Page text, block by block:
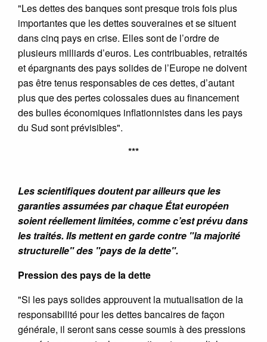
"Les dettes des banques sont presque trois fois plus
importantes que les dettes souveraines et se situent
dans cinq pays en crise. Elles sont de l’ordre de
plusieurs milliards d’euros. Les contribuables, retraités
et épargnants des pays solides de l’Europe ne doivent
pas être tenus responsables de ces dettes, d’autant
plus que des pertes colossales dues au financement
des bulles économiques inflationnistes dans les pays
du Sud sont prévisibles".
***
Les scientifiques doutent par ailleurs que les
garanties assumées par chaque État européen
soient réellement limitées, comme c’est prévu dans
les traités. Ils mettent en garde contre "la majorité
structurelle" des "pays de la dette".
Pression des pays de la dette
"Si les pays solides approuvent la mutualisation de la
responsabilité pour les dettes bancaires de façon
générale, il seront sans cesse soumis à des pressions